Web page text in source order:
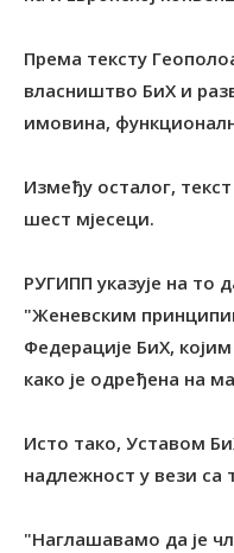
Према тексту
власништво БиХ и
имовина,
Између осталог,
шест мјесеци.
РУГИПП указује на то
"Женевским
Федерације БиХ,
како је одређена на
Исто тако, Уставом
надлежност у вези
"Наглашавамо да је